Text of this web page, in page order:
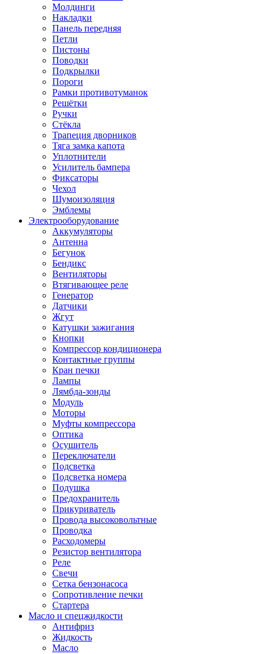
Молдинги
Накладки
Панель передняя
Петли
Пистоны
Поводки
Подкрылки
Пороги
Рамки противотуманок
Решётки
Ручки
Стёкла
Трапеция дворников
Тяга замка капота
Уплотнители
Усилитель бампера
Фиксаторы
Чехол
Шумоизоляция
Эмблемы
Электрооборудование
Аккумуляторы
Антенна
Бегунок
Бендикс
Вентиляторы
Втягивающее реле
Генератор
Датчики
Жгут
Катушки зажигания
Кнопки
Компрессор кондиционера
Контактные группы
Кран печки
Лампы
Лямбда-зонды
Модуль
Моторы
Муфты компрессора
Оптика
Осушитель
Переключатели
Подсветка
Подсветка номера
Подушка
Предохранитель
Прикуриватель
Провода высоковольтные
Проводка
Расходомеры
Резистор вентилятора
Реле
Свечи
Сетка бензонасоса
Сопротивление печки
Стартера
Масло и спецжидкости
Антифриз
Жидкость
Масло